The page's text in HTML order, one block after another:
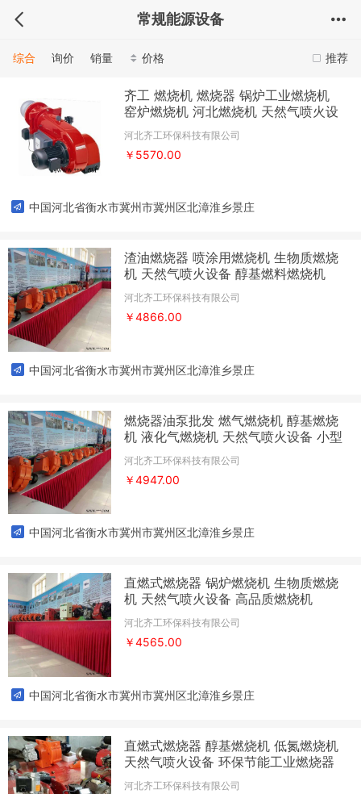
常规能源设备
推荐
综合 询价 销量 价格
齐工 燃烧机 燃烧器 锅炉工业燃烧机
窑炉燃烧机 河北燃烧机 天然气喷火设
备
河北齐工环保科技有限公司
￥5570.00
中国河北省衡水市冀州市冀州区北漳淮乡景庄
渣油燃烧器 喷涂用燃烧机 生物质燃烧
机 天然气喷火设备 醇基燃料燃烧机
河北齐工环保科技有限公司
￥4866.00
中国河北省衡水市冀州市冀州区北漳淮乡景庄
燃烧器油泵批发 燃气燃烧机 醇基燃烧
机 液化气燃烧机 天然气喷火设备 小型
轻油燃烧机
河北齐工环保科技有限公司
￥4947.00
中国河北省衡水市冀州市冀州区北漳淮乡景庄
直燃式燃烧器 锅炉燃烧机 生物质燃烧
机 天然气喷火设备 高品质燃烧机
河北齐工环保科技有限公司
￥4565.00
中国河北省衡水市冀州市冀州区北漳淮乡景庄
直燃式燃烧器 醇基燃烧机 低氮燃烧机
天然气喷火设备 环保节能工业燃烧器
河北齐工环保科技有限公司